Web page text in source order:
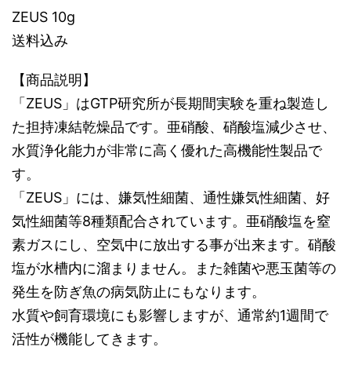
ZEUS 10g
送料込み
【商品説明】
「ZEUS」はGTP研究所が長期間実験を重ね製造し
た担持凍結乾燥品です。亜硝酸、硝酸塩減少させ、
水質浄化能力が非常に高く優れた高機能性製品で
す。
「ZEUS」には、嫌気性細菌、通性嫌気性細菌、好
気性細菌等8種類配合されています。亜硝酸塩を窒
素ガスにし、空気中に放出する事が出来ます。硝酸
塩が水槽内に溜まりません。また雑菌や悪玉菌等の
発生を防ぎ魚の病気防止にもなります。
水質や飼育環境にも影響しますが、通常約1週間で
活性が機能してきます。